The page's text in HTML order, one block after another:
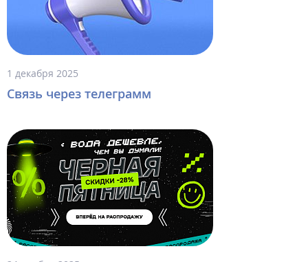
1 декабря 2025
Связь через телеграмм